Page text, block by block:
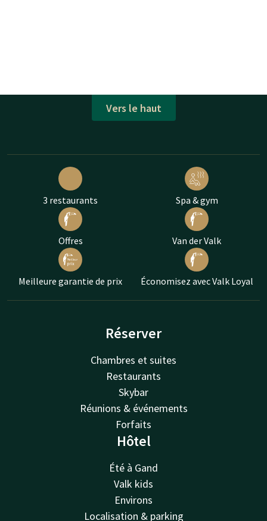
Vers le haut
3 restaurants Spa & gym
Offres Van der Valk
Meilleure garantie de prix Économisez avec Valk Loyal
Réserver
Chambres et suites
Restaurants
Skybar
Réunions & événements
Forfaits
Hôtel
Été à Gand
Valk kids
Environs
Localisation & parking